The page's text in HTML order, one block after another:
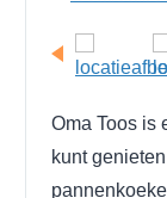
Oma Toos is
kunt